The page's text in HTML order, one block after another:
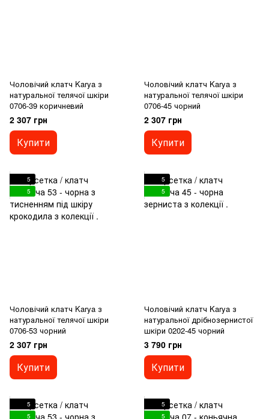
Чоловічий клатч Karya з
натуральної телячої шкіри
0706-39 коричневий
2 307 грн
Купити
Чоловічий клатч Karya з
натуральної телячої шкіри
0706-45 чорний
2 307 грн
Купити
5
5
Чоловічий клатч Karya з
натуральної телячої шкіри
0706-53 чорний
2 307 грн
Купити
5
5
Чоловічий клатч Karya з
натуральної дрібнозернистої
шкіри 0202-45 чорний
3 790 грн
Купити
5
5
5
5